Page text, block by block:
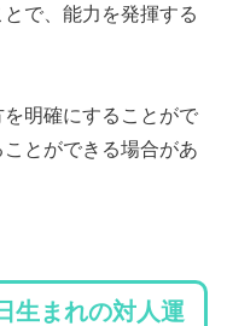
で、能力を発揮する
明確にすることがで
とができる場合があ
生まれの対人運